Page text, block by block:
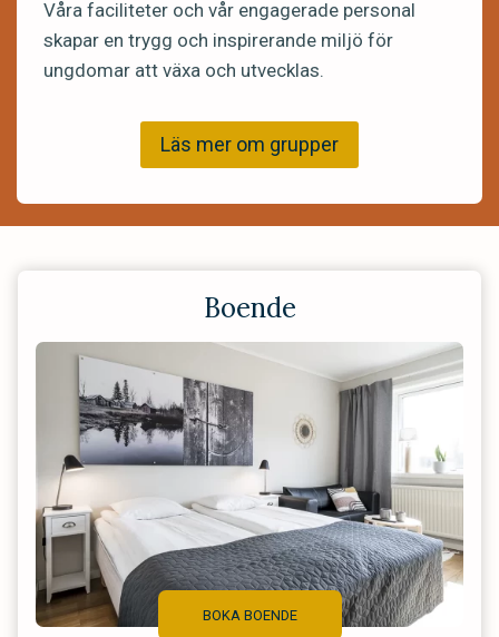
Våra faciliteter och vår engagerade personal
skapar en trygg och inspirerande miljö för
ungdomar att växa och utvecklas.
Läs mer om grupper
Boende
BOKA BOENDE